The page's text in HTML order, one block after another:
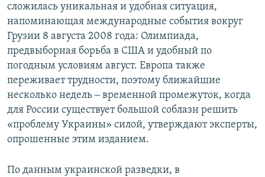
сложилась уникальная и удобная ситуация,
напоминающая международные события вокруг
Грузии 8 августа 2008 года: Олимпиада,
предвыборная борьба в США и удобный по
погодным условиям август. Европа также
переживает трудности, поэтому ближайшие
несколько недель ‒ временной промежуток, когда
для России существует большой соблазн решить
«проблему Украины» силой, утверждают эксперты,
опрошенные этим изданием.
По данным украинской разведки, в